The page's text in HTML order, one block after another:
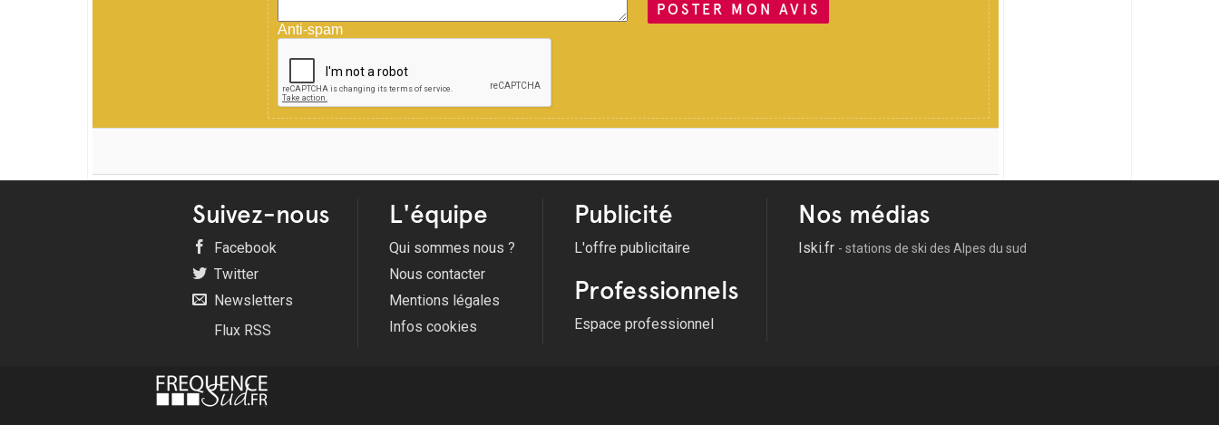
Anti-spam
POSTER MON AVIS
Suivez-nous
Facebook
Twitter
Newsletters
Flux RSS
L'équipe
Qui sommes nous ?
Nous contacter
Mentions légales
Infos cookies
Publicité
L'offre publicitaire
Professionnels
Espace professionnel
Nos médias
Iski.fr - stations de ski des Alpes du sud